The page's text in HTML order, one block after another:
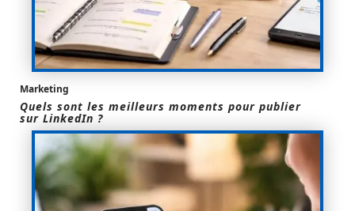
Marketing
Quels sont les meilleurs moments pour publier
sur LinkedIn ?